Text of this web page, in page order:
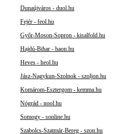
Dunaújváros - duol.hu
Fejér - feol.hu
Győr-Moson-Sopron - kisalfold.hu
Hajdú-Bihar - haon.hu
Heves - heol.hu
Jász-Nagykun-Szolnok - szoljon.hu
Komárom-Esztergom - kemma.hu
Nógrád - nool.hu
Somogy - sonline.hu
Szabolcs-Szatmár-Bereg - szon.hu